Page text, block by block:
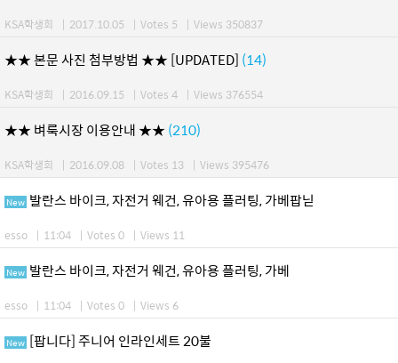
KSA학생회 | 2017.10.05 | Votes 5 | Views 350837
★★ 본문 사진 첨부방법 ★★ [UPDATED] (14)
KSA학생회 | 2016.09.15 | Votes 4 | Views 376554
★★ 벼룩시장 이용안내 ★★ (210)
KSA학생회 | 2016.09.08 | Votes 13 | Views 395476
New 발란스 바이크, 자전거 웨건, 유아용 플러팅, 가베팝닏
esso | 11:04 | Votes 0 | Views 11
New 발란스 바이크, 자전거 웨건, 유아용 플러팅, 가베
esso | 11:04 | Votes 0 | Views 6
New [팝니다] 주니어 인라인세트 20불